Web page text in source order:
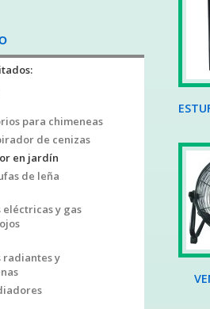
para chimeneas
de cenizas
en jardín
de leña
eléctricas y gas
radiantes y